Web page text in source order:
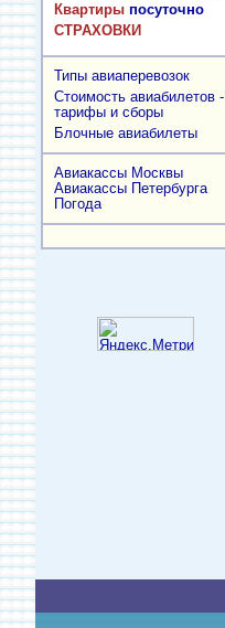
Квартиры посуточно
СТРАХОВКИ
Типы авиаперевозок
Стоимость авиабилетов -
тарифы и сборы
Блочные авиабилеты
Авиакассы Москвы
Авиакассы Петербурга
Погода